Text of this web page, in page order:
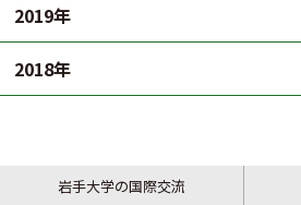
2019年
2018年
岩手大学の国際交流